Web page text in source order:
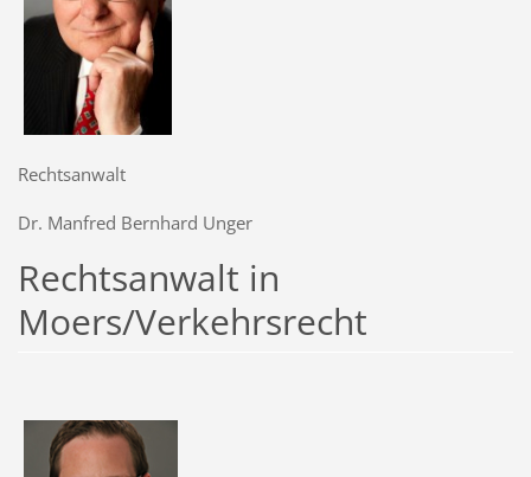
Rechtsanwalt
Dr. Manfred Bernhard Unger
Rechtsanwalt in
Moers/Verkehrsrecht